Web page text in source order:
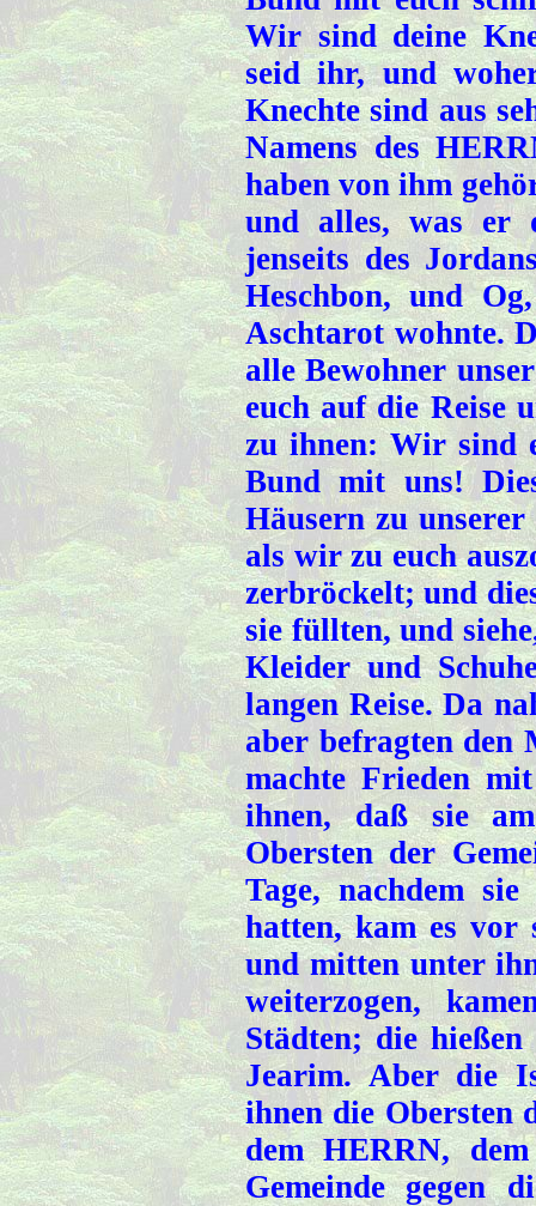
Wir sind deine
seid ihr, und
Knechte sind aus
Namens des
haben von ihm
und alles, was er
jenseits des
Heschbon, und
Aschtarot wohnte.
alle Bewohner
euch auf die Reise
zu ihnen: Wir sind
Bund mit uns!
Häusern zu
als wir zu euch
zerbröckelt; und
sie füllten, und
Kleider und
langen Reise. Da
aber befragten den
machte Frieden
ihnen, daß sie
Obersten der
Tage, nachdem
hatten, kam es vor
und mitten unter
weiterzogen,
Städten; die
Jearim. Aber die
ihnen die Obersten
dem HERRN,
Gemeinde gegen